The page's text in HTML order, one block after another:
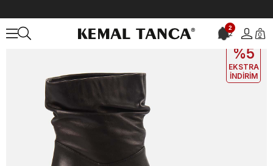
2
2 0
EKLE5
%5
EKSTRA
İNDİRİM